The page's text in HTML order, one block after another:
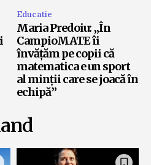
Educatie
Maria Predoiu: „În
CampioMATE îi
învățăm pe copii că
matematica e un sport
al minții care se joacă în
echipă”